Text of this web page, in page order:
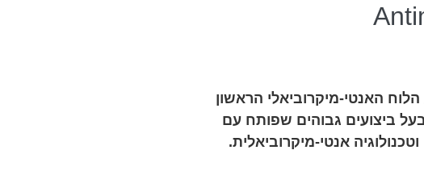
האנטי-מיקרוביאלי הראשון
ביצועים גבוהים שפותח עם
אנטי-מיקרוביאלית.